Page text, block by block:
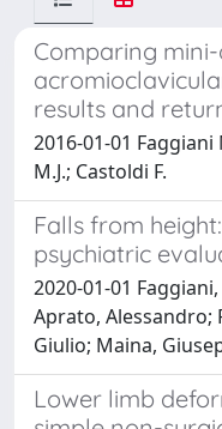
Comparing
results and
2016-01-01 Faggiani
M.J.; Castoldi F.
Falls from
psychiatric
2020-01-01
Aprato, Alessandro;
Giulio; Maina,
Lower limb